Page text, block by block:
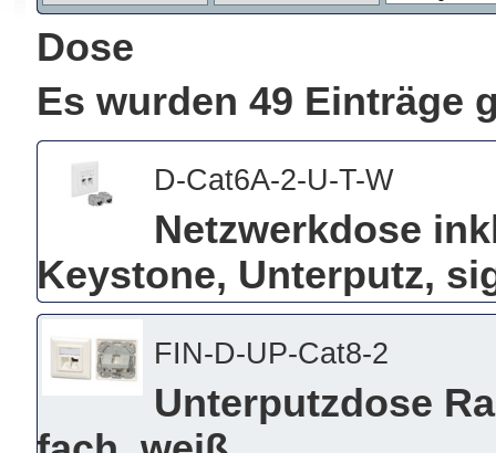
Dose
Es wurden 49 Einträge
D-Cat6A-2-U-T-W
Netzwerkdose
Keystone, Unterputz,
FIN-D-UP-Cat8-2
Unterputzdose